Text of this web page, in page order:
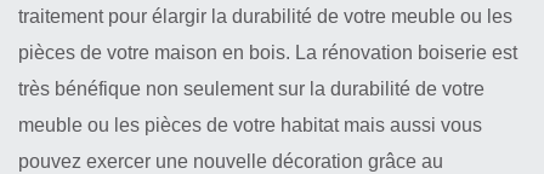
traitement pour élargir la durabilité de votre meuble ou les
pièces de votre maison en bois. La rénovation boiserie est
très bénéfique non seulement sur la durabilité de votre
meuble ou les pièces de votre habitat mais aussi vous
pouvez exercer une nouvelle décoration grâce au